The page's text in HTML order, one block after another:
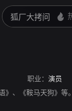
职业： 演员
》、《鞍马天狗》等。